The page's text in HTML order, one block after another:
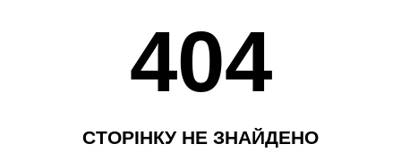
404
СТОРІНКУ НЕ ЗНАЙДЕНО